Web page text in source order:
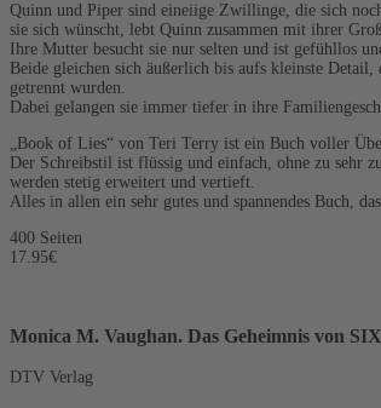
Quinn und Piper sind eineiige Zwillinge, die sich
sie sich wünscht, lebt Quinn zusammen mit ihrer
Ihre Mutter besucht sie nur selten und ist gefühllos
Beide gleichen sich äußerlich bis aufs kleinste
getrennt wurden.
Dabei gelangen sie immer tiefer in ihre
„Book of Lies“ von Teri Terry ist ein Buch voller
Der Schreibstil ist flüssig und einfach, ohne zu sehr
werden stetig erweitert und vertieft.
Alles in allen ein sehr gutes und spannendes Buch,
400 Seiten
17.95€
Monica M. Vaughan. Das Geheimnis von SIX
DTV Verlag